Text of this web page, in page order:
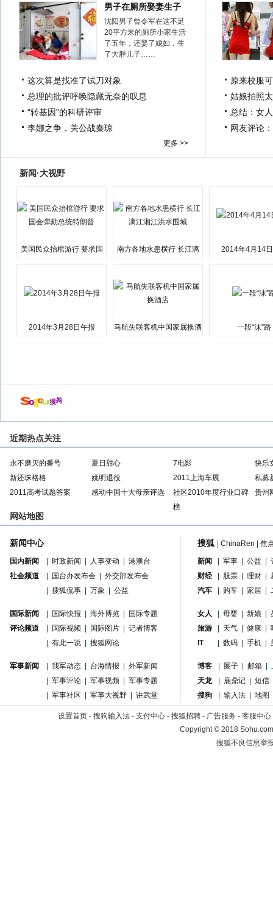
男子在厕所娶妻生子
沈阳男子曾令军在这不足
20平方米的厕所小家生活
了五年，还娶了媳妇，生
了大胖儿子……
这次算是找准了试刀对象
总理的批评呼唤隐藏无奈的叹息
“转基因”的科研评审
李娜之争，关公战秦琼
更多 >>
原来校服
姑娘拍照
总结：女
网友评论
新闻·大视野
美国民众抬棺游行 要求国
南方各地水患横行 长江漓
2014年4月14
2014年3月28日午报
马航失联客机中国家属换酒
一段“沫”路
近期热点关注
永不磨灭的番号 夏日甜心 7电影
快乐
新还珠格格
姚明退役 2011上海车展
私募
2011高考试题答案
感动中国十大母亲评选
社区2010年度行业口碑
榜
贵州
网站地图
新闻中心
国内新闻 时政新闻 人事变动
港澳台
国台办发布会 外交部发布会
社会频道
搜狐侃事 万象 公益
国际新闻 国际快报 海外博览
国际专题
国际视频 国际图片 记者博客
评论频道
有此一说 搜狐网论
军事新闻 我军动态 台海情报
外军新闻
军事评论 军事视频
军事专题
军事社区 军事大视野 讲武堂
搜狐 ChinaRen 焦
新闻 军事 公益
财经
股票 理财
汽车
购车 家居
女人 母婴 新娘
旅游
天气 健康
IT
数码 手机
博客 圈子 邮箱
天龙
鹿鼎记
短信
搜狗
输入法 地图
设置首页 - 搜狗输入法 - 支付中心 - 搜狐招聘 - 广告服务 - 客服中心
Copyright©2018
搜狐不良信息举